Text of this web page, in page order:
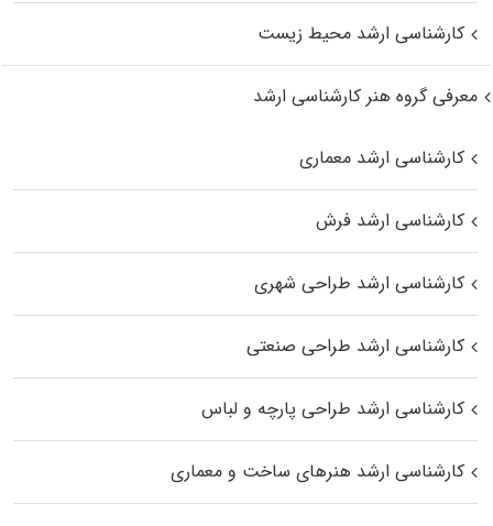
کارشناسی ارشد محیط زیست
معرفی گروه هنر کارشناسی ارشد
کارشناسی ارشد معماری
کارشناسی ارشد فرش
کارشناسی ارشد طراحی شهری
کارشناسی ارشد طراحی صنعتی
کارشناسی ارشد طراحی پارچه و لباس
کارشناسی ارشد هنرهای ساخت و معماری